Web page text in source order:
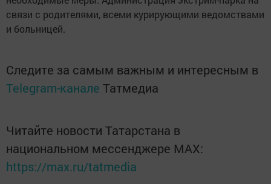
связи с родителями, всеми курирующими ведомствами
и больницей.
Следите за самым важным и интересным в
Telegram-канале Татмедиа
Читайте новости Татарстана в
национальном мессенджере MАХ:
https://max.ru/tatmedia